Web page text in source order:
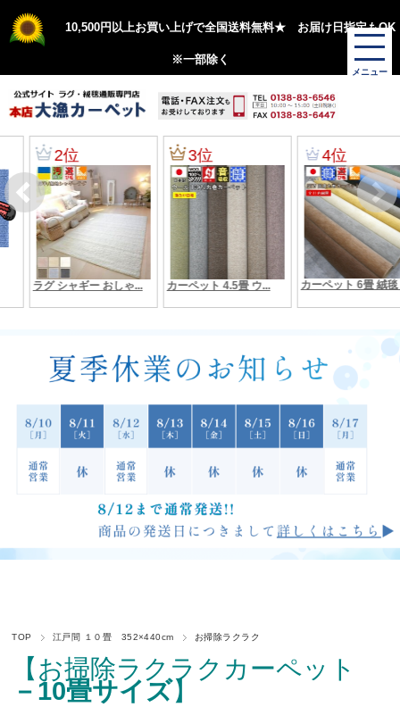
10,500円以上お買い上げで全国送料無料★ お届け日指定もOK
※一部除く
TOP 江戸間 １０畳 352×440cm お掃除ラクラク
【お掃除ラクラクカーペット
－10畳サイズ】